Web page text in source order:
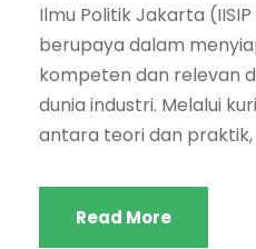
Ilmu Politik Jakarta
berupaya dalam
kompeten dan relevan
dunia industri. Melalui
antara teori dan praktik,
Read More